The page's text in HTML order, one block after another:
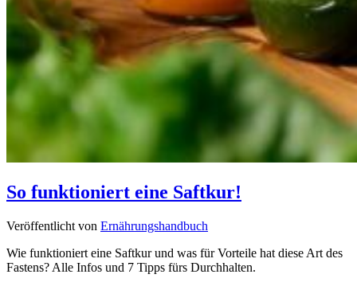
So funktioniert eine Saftkur!
Veröffentlicht von Ernährungshandbuch
Wie funktioniert eine Saftkur und was für Vorteile hat diese Art des
Fastens? Alle Infos und 7 Tipps fürs Durchhalten.